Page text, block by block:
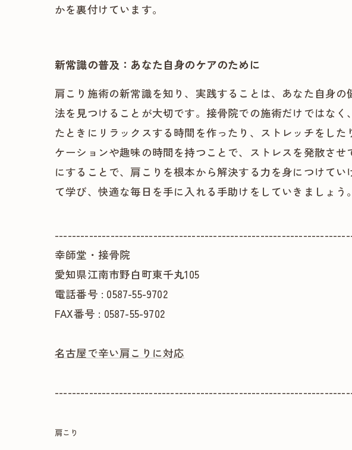
かを裏付けています。
新常識の普及：あなた自身のケアのために
肩こり施術の新常識を知り、実践することは、あなた自身
法を見つけることが大切です。接骨院での施術だけではな
たときにリラックスする時間を作ったり、ストレッチをし
ケーションや趣味の時間を持つことで、ストレスを発散さ
にすることで、肩こりを根本から解決する力を身につけて
て学び、快適な毎日を手に入れる手助けをしていきましょう。
幸師堂・接骨院
愛知県江南市野白町東千丸105
電話番号 : 0587-55-9702
FAX番号 : 0587-55-9702
名古屋で辛い肩こりに対応
肩こり